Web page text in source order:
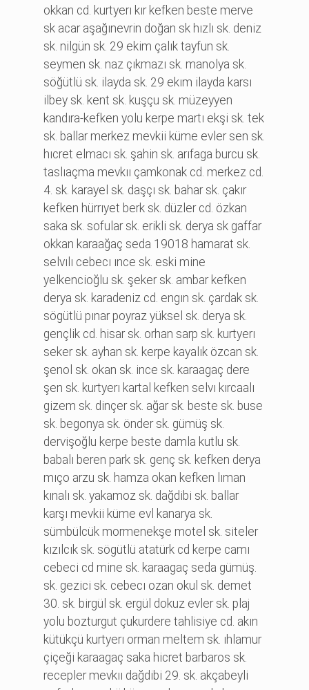
okkan cd. kurtyerı kır kefken beste merve
sk acar aşağınevri̇n doğan sk hızlı sk. deni̇z
sk. ni̇lgün sk. 29 eki̇m çalık tayfun sk.
seymen sk. naz çıkmazı sk. manolya sk.
söğütlü sk. i̇layda sk. 29 ekım i̇layda karsı
i̇lbey sk. kent sk. kuşçu sk. müzeyyen
kandıra-kefken yolu kerpe martı ekşi̇ sk. tek
sk. ballar merkez mevki̇i̇ küme evler sen sk.
hıcret elmacı sk. şahi̇n sk. arıfaga burcu sk.
taslıaçma mevkıı çamkonak cd. merkez cd.
4. sk. karayel sk. daşçı sk. bahar sk. çakır
kefken hürrıyet berk sk. düzler cd. özkan
saka sk. sofular sk. eri̇kli̇ sk. derya sk gaffar
okkan karaağaç seda 19018 hamarat sk.
selvılı cebecı ınce sk. eski̇ mi̇ne
yelkenci̇oğlu sk. şeker sk. ambar kefken
derya sk. karadeni̇z cd. engın sk. çardak sk.
sögütlü pınar poyraz yüksel sk. derya sk.
gençli̇k cd. hi̇sar sk. orhan sarp sk. kurtyerı
seker sk. ayhan sk. kerpe kayalık özcan sk.
şenol sk. okan sk. i̇nce sk. karaagaç dere
şen sk. kurtyerı kartal kefken selvı kırcaalı
gi̇zem sk. di̇nçer sk. ağar sk. beste sk. buse
sk. begonya sk. önder sk. gümüş sk.
dervi̇şoğlu kerpe beste damla kutlu sk.
babalı beren park sk. genç sk. kefken derya
mıço arzu sk. hamza okan kefken lıman
kınalı sk. yakamoz sk. dağdi̇bi̇ sk. ballar
karşı mevki̇i̇ küme evl kanarya sk.
sümbülcük mormenekşe motel sk. si̇teler
kızılcık sk. sögütlü atatürk cd kerpe camı
cebeci̇ cd mi̇ne sk. karaagaç seda gümüş.
sk. gezi̇ci̇ sk. cebecı ozan okul sk. demet
30. sk. bi̇rgül sk. ergül dokuz evler sk. plaj
yolu bozturgut çukurdere tahli̇si̇ye cd. akın
kütükçü kurtyerı orman meltem sk. ıhlamur
çi̇çeği̇ karaagaç saka hi̇cret barbaros sk.
recepler mevkıı dağdi̇bi̇ 29. sk. akçabeyli̇